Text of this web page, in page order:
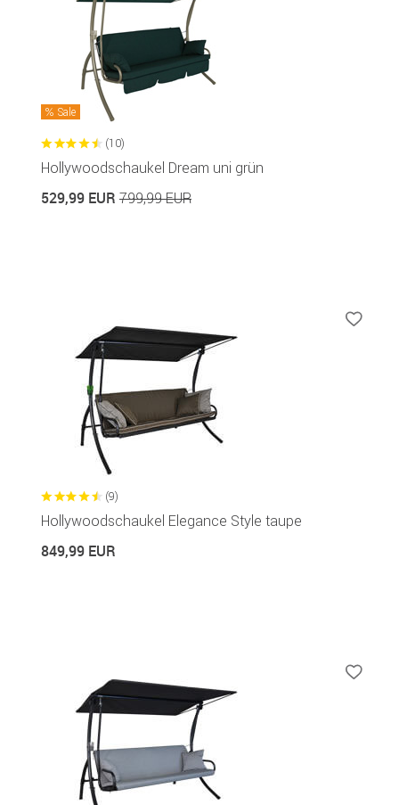
Sale
(10)
Hollywoodschaukel Dream uni grün
529,99 EUR 799,99 EUR
(9)
Hollywoodschaukel Elegance Style taupe
849,99 EUR